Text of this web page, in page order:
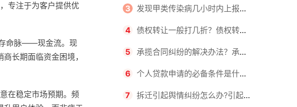
专注于为客户提供优
存命脉——现金流。现
长期面临资金困境，
在稳定市场预期。频
么？ 天天热闻
国际贸易中起着积极的作用主要表现
在哪几个方面？_视点
3 发现甲类传染病几小时内上报？
工作期间得了传染病算不算工伤？
4 债权转让一般打几折？债权转让
合法吗？
5 承揽合同纠纷的解决办法？承揽
合同质保期一般多长时间？|环球看
点
6 个人贷款申请的必备条件是什
么？申请贷款的流程是什么？
7 拆迁引起舆情纠纷怎么办?引起征